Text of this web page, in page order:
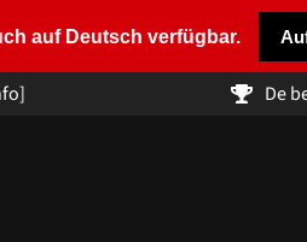
auf Deutsch verfügbar.
De